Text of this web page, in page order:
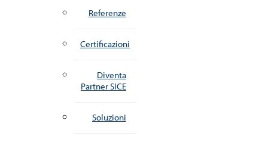
Referenze
Certificazioni
Diventa
Partner SICE
Soluzioni